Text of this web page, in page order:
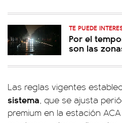
TE PUEDE
Por el
son las
Las reglas vigentes
sistema, que se ajusta
premium en la estación